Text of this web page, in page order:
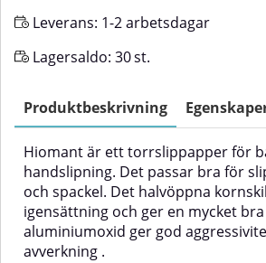
Leverans: 1-2 arbetsdagar
Lagersaldo: 30st.
Produktbeskrivning
Hiomant är ett torrslippapper för
handslipning. Det passar bra för
och spackel. Det halvöppna
igensättning och ger en mycket
aluminiumoxid ger god
avverkning .